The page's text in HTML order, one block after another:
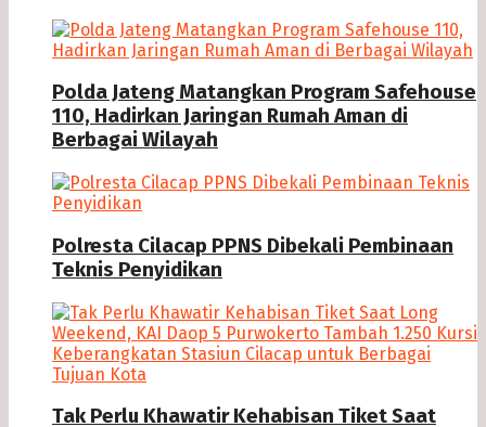
Polda Jateng Matangkan Program Safehouse
110, Hadirkan Jaringan Rumah Aman di
Berbagai Wilayah
Polresta Cilacap PPNS Dibekali Pembinaan
Teknis Penyidikan
Tak Perlu Khawatir Kehabisan Tiket Saat